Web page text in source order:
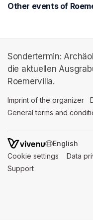
Other events of
Sondertermin:
die aktuellen
Roemervilla.
Imprint of the organizer
General terms and
SWITCH
Cookie settings (opens
Data
Support